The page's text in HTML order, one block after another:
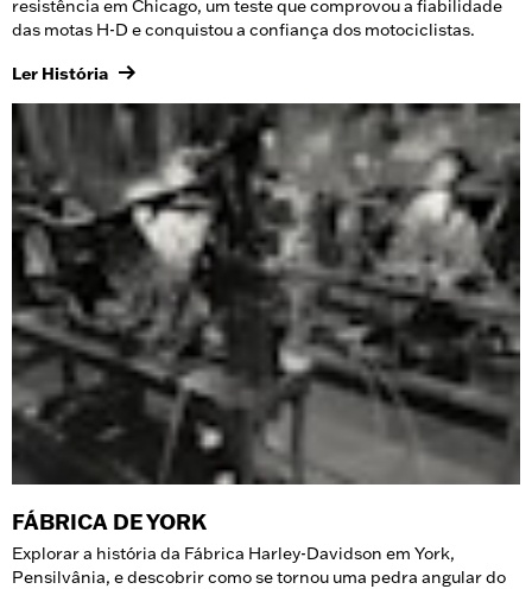
resistência em Chicago, um teste que comprovou a fiabilidade
das motas H-D e conquistou a confiança dos motociclistas.
Ler História
FÁBRICA DE YORK
Explorar a história da Fábrica Harley-Davidson em York,
Pensilvânia, e descobrir como se tornou uma pedra angular do